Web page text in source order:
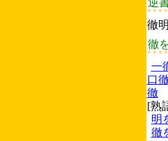
逆
徹
徹
一
口徹
徹
[熟
明
徹